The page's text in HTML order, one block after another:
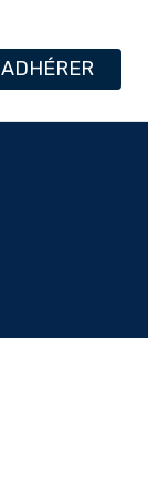
ADHÉRER